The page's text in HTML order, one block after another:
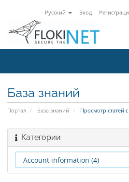
Русский Вход
База знаний
Портал База знаний Просмотр статей
Категории